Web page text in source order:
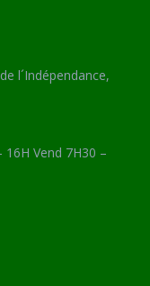
l´Indépendance,
Vend 7H30 –